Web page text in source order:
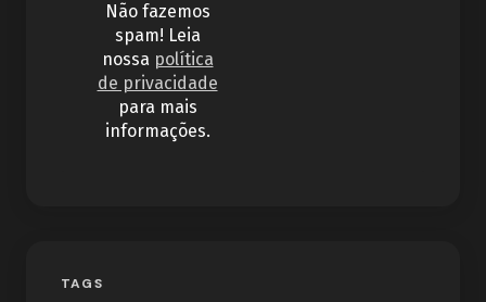
Não fazemos
spam! Leia
nossa política
de privacidade
para mais
informações.
TAGS